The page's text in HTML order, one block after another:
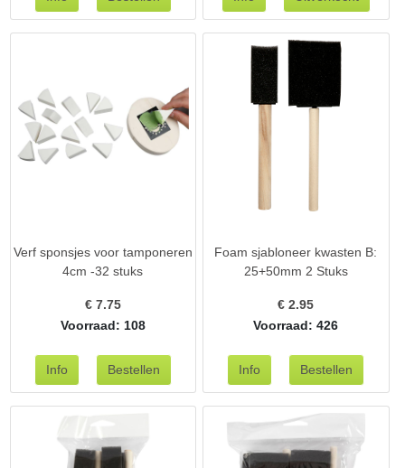
Verf sponsjes voor tamponeren
4cm -32 stuks
€ 7.75
Voorraad: 108
Foam sjabloneer kwasten B:
25+50mm 2 Stuks
€2.95
Voorraad: 426